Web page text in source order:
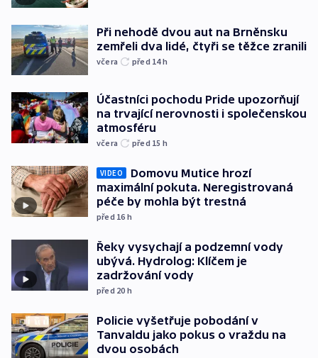
Při nehodě dvou aut na Brněnsku
zemřeli dva lidé, čtyři se těžce zranili
včera před 14h
Účastníci pochodu Pride upozorňují
na trvající nerovnosti i společenskou
atmosféru
včera před 15 h
VIDEO
Domovu Mutice hrozí
maximální pokuta. Neregistrovaná
péče by mohla být trestná
před 16 h
Řeky vysychají a podzemní vody
ubývá. Hydrolog: Klíčem je
zadržování vody
před 20 h
Policie vyšetřuje pobodání v
Tanvaldu jako pokus o vraždu na
dvou osobách